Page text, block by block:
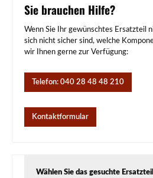
Sie brauchen Hilfe?
Wenn Sie Ihr gewünschtes Ersatzteil
sich nicht sicher sind, welche
wir Ihnen gerne zur Verfügung:
Telefon: 040 28 48 48 210
Kontaktformular
Wählen Sie das gesuchte